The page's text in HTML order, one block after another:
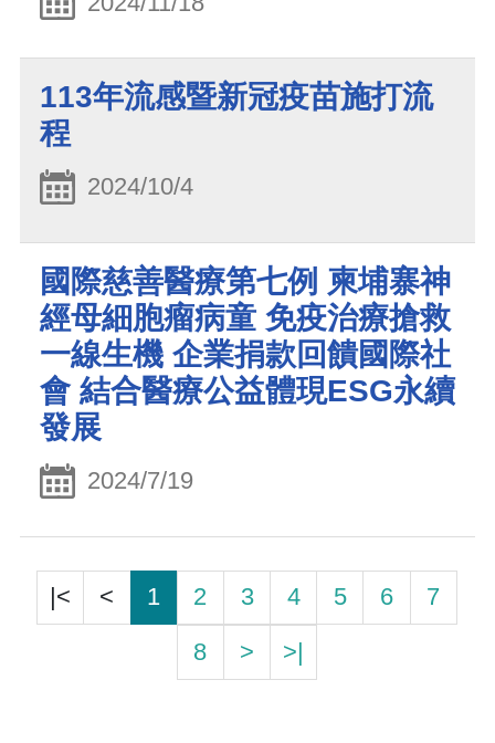
113年流感暨新冠疫苗施打流
程
2024/10/4
國際慈善醫療第七例 柬埔寨神
經母細胞瘤病童 免疫治療搶救
一線生機 企業捐款回饋國際社
會 結合醫療公益體現ESG永續
發展
2024/7/19
|< < 1 2 3 4 5 6
7
8
> >|